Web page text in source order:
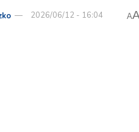
2026/06/12 - 16:04 A